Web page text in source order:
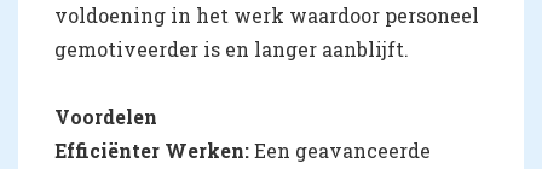
voldoening in het werk waardoor personeel
gemotiveerder is en langer aanblijft.
Voordelen
Efficiënter Werken:Een geavanceerde